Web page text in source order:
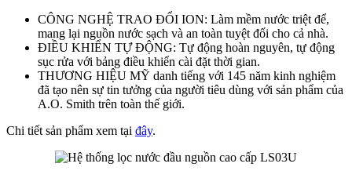
CÔNG NGHỆ TRAO ĐỔI ION: Làm mềm nước triệt để,
mang lại nguồn nước sạch và an toàn tuyệt đối cho cả nhà.
ĐIỀU KHIỂN TỰ ĐỘNG: Tự động hoàn nguyên, tự động
sục rửa với bảng điều khiển cài đặt thời gian.
THƯƠNG HIỆU MỸ danh tiếng với 145 năm kinh nghiệm
đã tạo nên sự tin tưởng của người tiêu dùng với sản phẩm của
A.O. Smith trên toàn thế giới.
Chi tiết sản phẩm xem tại đây.